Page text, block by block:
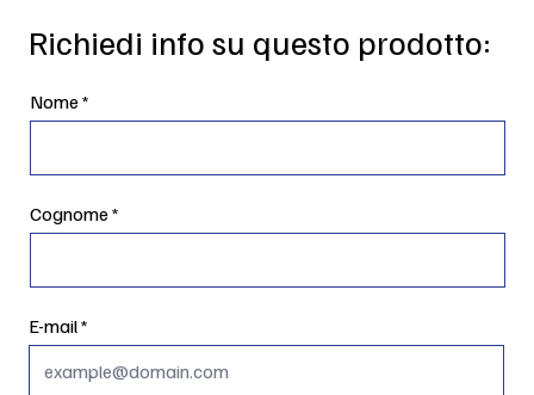
Richiedi info su questo prodotto:
Nome
Cognome
E-mail